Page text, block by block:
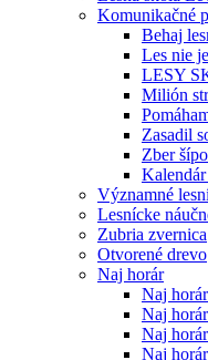
Komunikačné
Behaj
Les nie
LESY
Milión
Zasadil
Zber
Významné
Lesnícke
Zubria zvernica
Otvorené drevo
Naj horár
Naj
Naj
Naj
Naj